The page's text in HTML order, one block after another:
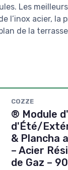
Les
l’inox acier, la
de la
COZZE
® Module
d'Été/
& Plancha
– Acier
de Gaz –